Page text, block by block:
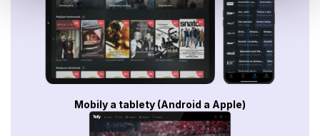
Mobily a tablety (Android a Apple)